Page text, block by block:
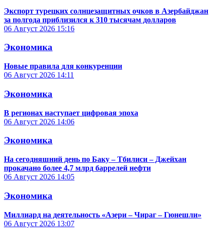
Экспорт турецких солнцезащитных очков в Азербайджан
за полгода приблизился к 310 тысячам долларов
06 Август 2026 15:16
Экономика
Новые правила для конкуренции
06 Август 2026 14:11
Экономика
В регионах наступает цифровая эпоха
06 Август 2026 14:06
Экономика
На сегодняшний день по Баку – Тбилиси – Джейхан
прокачано более 4,7 млрд баррелей нефти
06 Август 2026 14:05
Экономика
Миллиард на деятельность «Азери – Чираг – Гюнешли»
06 Август 2026 13:07